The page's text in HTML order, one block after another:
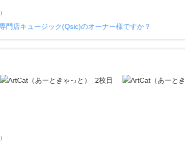
門店キュージック(Qsic)のオーナー様ですか？